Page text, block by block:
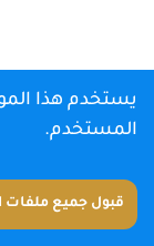
يستخدم هذا
المستخدم.
قبول جميع ملفات